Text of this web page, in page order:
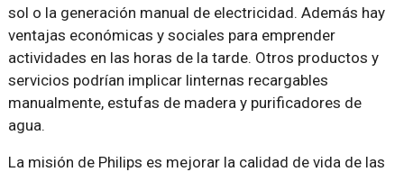
sol o la generación manual de electricidad. Además hay
ventajas económicas y sociales para emprender
actividades en las horas de la tarde. Otros productos y
servicios podrían implicar linternas recargables
manualmente, estufas de madera y purificadores de
agua.
La misión de Philips es mejorar la calidad de vida de las